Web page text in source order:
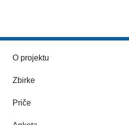
O projektu
Zbirke
Priče